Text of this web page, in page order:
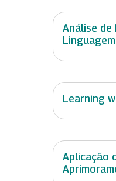
Análise de
Learning
Aplicação